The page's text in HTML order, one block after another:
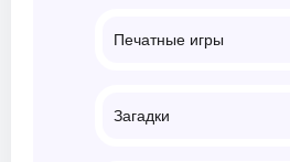
Печатные игры
Загадки